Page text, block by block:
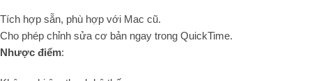
Tích hợp sẵn, phù hợp với Mac cũ.
Cho phép chỉnh sửa cơ bản ngay trong QuickTime.
Nhược điểm: